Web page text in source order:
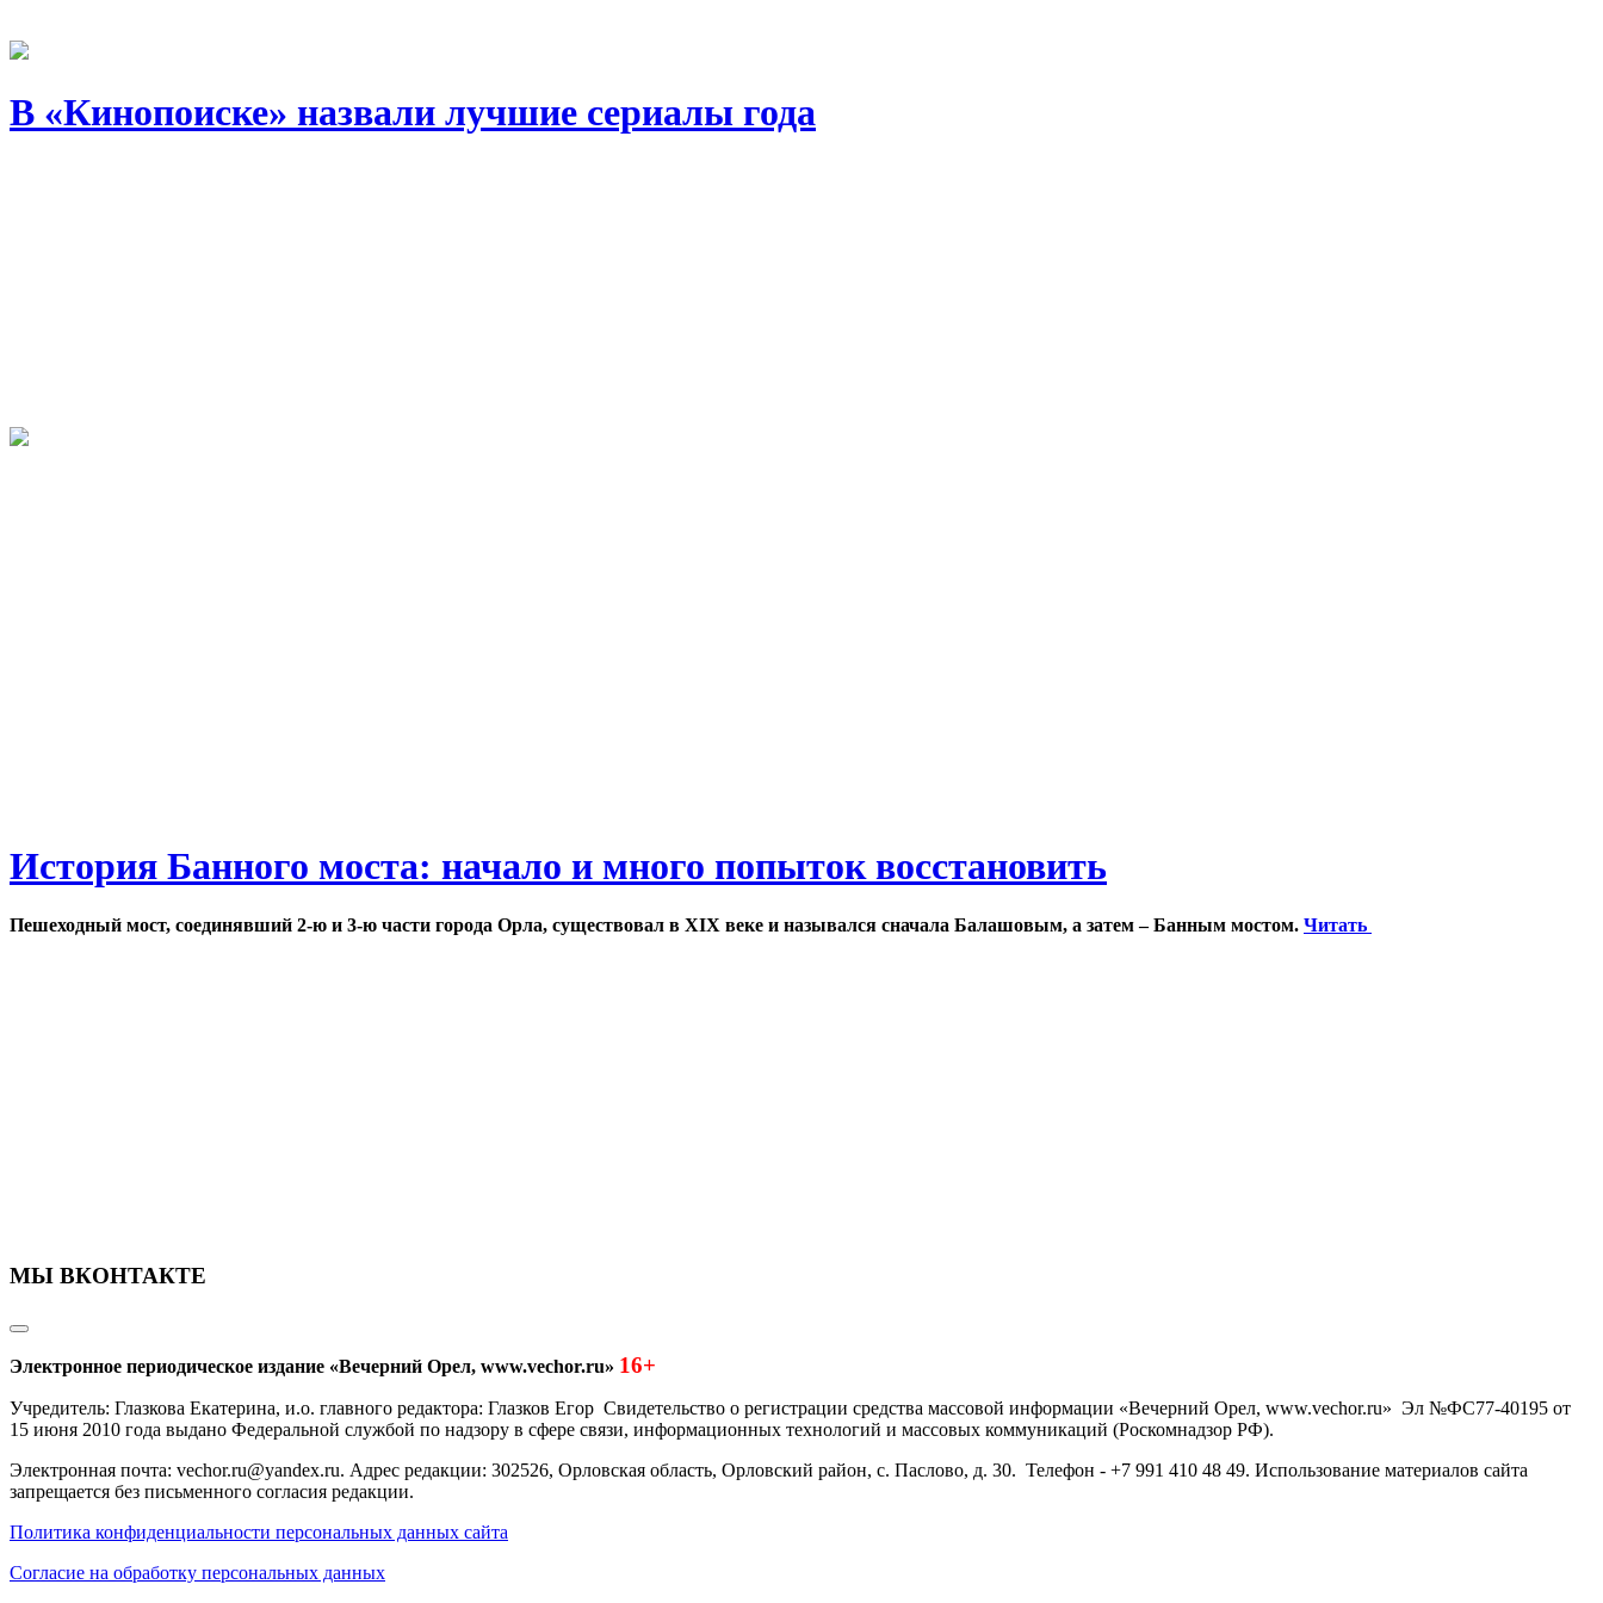
В «Кинопоиске» назвали лучшие сериалы года
История Банного моста: начало и много попыток восстановить
Пешеходный мост, соединявший 2-ю и 3-ю части города Орла, существовал в XIX веке и назывался сначала Балашовым, а затем – Банным мостом. Читать
МЫ ВКОНТАКТЕ
Электронное периодическое издание «Вечерний Орел, www.vechor.ru» 16+
Учредитель: Глазкова Екатерина, и.о. главного редактора: Глазков Егор Свидетельство о регистрации средства массовой информации «Вечерний Орел, www.vechor.ru» Эл №ФС77-40195 от
15 июня 2010 года выдано Федеральной службой по надзору в сфере связи, информационных технологий и массовых коммуникаций (Роскомнадзор РФ).
Электронная почта: vechor.ru@yandex.ru. Адрес редакции: 302526, Орловская область, Орловский район, с. Паслово, д. 30. Телефон - +7 991 410 48 49. Использование материалов сайта
запрещается без письменного согласия редакции.
Политика конфиденциальности персональных данных сайта
Согласие на обработку персональных данных